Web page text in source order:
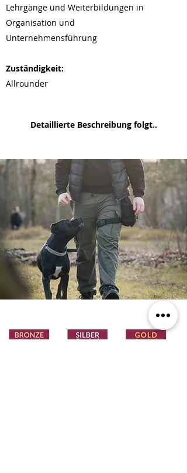
Lehrgänge und Weiterbildungen in
Organisation und
Unternehmensführung
Zuständigkeit:
Allrounder
Detaillierte Beschreibung folgt..